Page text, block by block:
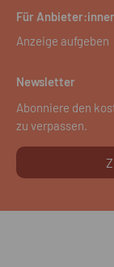
Für
Anzeige aufgeben
Newsletter
Abonniere den
zu verpassen.